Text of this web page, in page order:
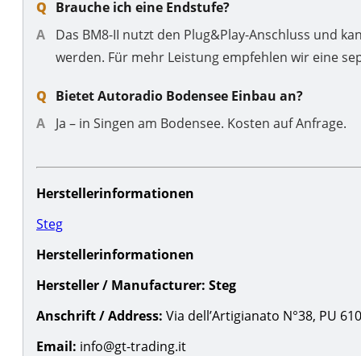
Brauche ich eine Endstufe?
Das BM8-II nutzt den Plug&Play-Anschluss und
werden. Für mehr Leistung empfehlen wir eine
Bietet Autoradio Bodensee Einbau an?
Ja – in Singen am Bodensee. Kosten auf Anfrage.
Herstellerinformationen
Steg
Herstellerinformationen
Hersteller / Manufacturer: Steg
Anschrift / Address: Via dell’Artigianato N°38, PU
Email: info@gt-trading.it